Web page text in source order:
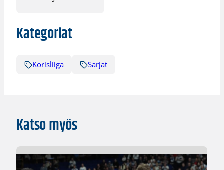
Kategoriat
Korisliiga Sarjat
Katso myös